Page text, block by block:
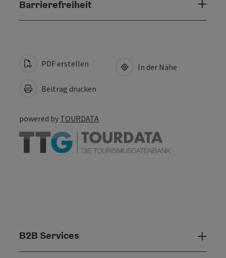
Barrierefreiheit
PDF erstellen
Beitrag drucken
In der Nähe
powered by TOURDATA
B2B Services